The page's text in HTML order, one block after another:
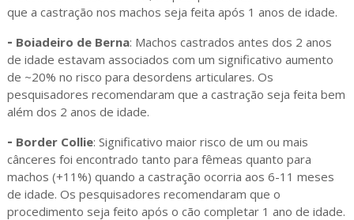
que a castração nos machos seja feita após 1 anos de idade.
- Boiadeiro de Berna: Machos castrados antes dos 2 anos
de idade estavam associados com um significativo aumento
de ~20% no risco para desordens articulares. Os
pesquisadores recomendaram que a castração seja feita bem
além dos 2 anos de idade.
- Border Collie: Significativo maior risco de um ou mais
cânceres foi encontrado tanto para fêmeas quanto para
machos (+11%) quando a castração ocorria aos 6-11 meses
de idade. Os pesquisadores recomendaram que o
procedimento seja feito após o cão completar 1 ano de idade.